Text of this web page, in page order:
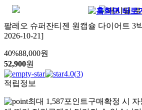
팔레오 슈퍼잔티젠 원캡슐 다이어트 3
2026-10-21]
40%88,000원
52,900원
4.0(3)
적립정보
최대 1,587포인트구매확정 시 자